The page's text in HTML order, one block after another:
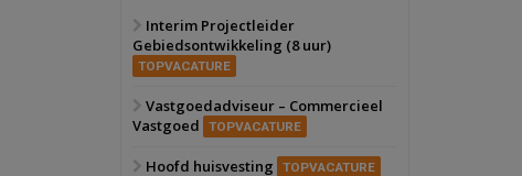
Zwanenburg
6 oktober 2026
Interim Projectleider
Gebiedsontwikkeling (8 uur)
TOPVACATURE
Vastgoedadviseur – Commercieel
Vastgoed
TOPVACATURE
Hoofd huisvesting TOPVACATURE